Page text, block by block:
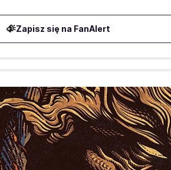
Zapisz się na FanAlert